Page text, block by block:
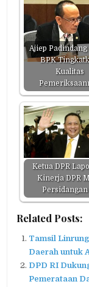
Ajiep
BPK
Kualitas
Ketua DPR
Kinerja DPR
Persidangan
Related Posts:
Tamsil
Daerah untuk
DPD RI
Pemerataan